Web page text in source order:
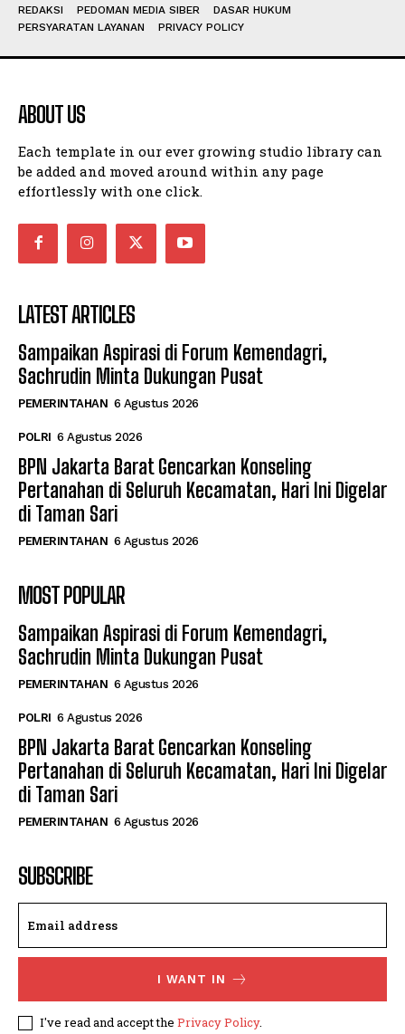
REDAKSI PEDOMAN MEDIA SIBER
DASAR HUKUM
PERSYARATAN LAYANAN
PRIVACY POLICY
ABOUT US
Each template in our ever growing studio library can
be added and moved around within any page
effortlessly with one click.
LATEST ARTICLES
Sampaikan Aspirasi di Forum Kemendagri,
Sachrudin Minta Dukungan Pusat
PEMERINTAHAN 6 Agustus 2026
POLRI 6 Agustus 2026
BPN Jakarta Barat Gencarkan Konseling
Pertanahan di Seluruh Kecamatan, Hari Ini Digelar
di Taman Sari
PEMERINTAHAN 6 Agustus 2026
MOST POPULAR
Sampaikan Aspirasi di Forum Kemendagri,
Sachrudin Minta Dukungan Pusat
PEMERINTAHAN 6 Agustus 2026
POLRI 6 Agustus 2026
BPN Jakarta Barat Gencarkan Konseling
Pertanahan di Seluruh Kecamatan, Hari Ini Digelar
di Taman Sari
PEMERINTAHAN 6 Agustus 2026
SUBSCRIBE
I WANT IN
I've read and accept the Privacy Policy.